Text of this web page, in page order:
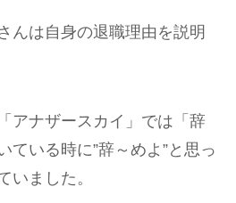
んは自身の退職理由を説明
アナザースカイ」では「辞
ている時に”辞～めよ”と思っ
いました。